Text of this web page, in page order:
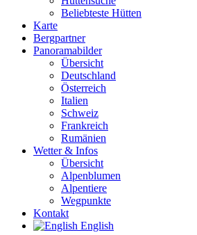
Beliebteste Hütten
Karte
Bergpartner
Panoramabilder
Übersicht
Deutschland
Österreich
Italien
Schweiz
Frankreich
Rumänien
Wetter & Infos
Übersicht
Alpenblumen
Alpentiere
Wegpunkte
Kontakt
English